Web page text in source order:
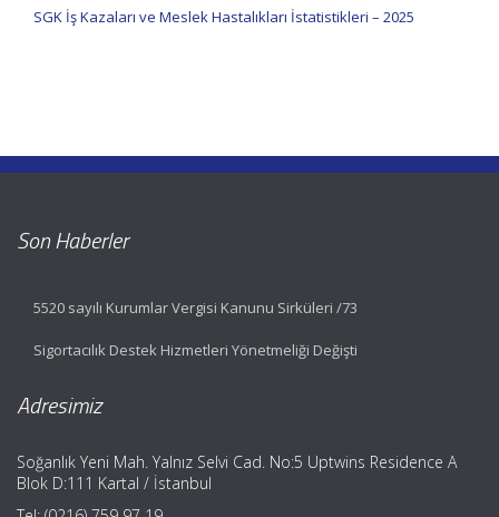
SGK İş Kazaları ve Meslek Hastalıkları İstatistikleri – 2025
Son Haberler
5520 sayılı Kurumlar Vergisi Kanunu Sirküleri /73
Sigortacılık Destek Hizmetleri Yönetmeliği Değişti
Adresimiz
Soğanlık Yeni Mah. Yalnız Selvi Cad. No:5 Uptwins Residence A
Blok D:111 Kartal / İstanbul